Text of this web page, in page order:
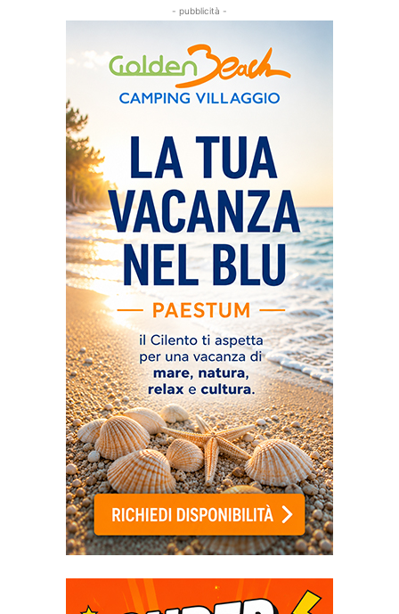
- pubblicità -